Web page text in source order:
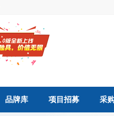
品牌库 项目招募 采